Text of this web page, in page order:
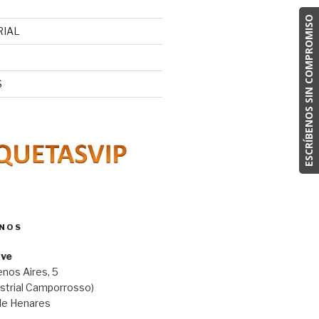
Aires, 5
Camporrosso)
Henares
ESCRÍBENOS SIN COMPROMISO